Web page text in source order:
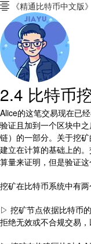
 《精通比特币中文版》
2.4 比特币
Alice的这笔交易现在已
验证且加到一个区块中
链）的一部分。关于挖
建立在计算的基础上的
算量来证明，但是验证这
挖矿在比特币系统中有两
▷ 挖矿节点依据比特币
拒绝无效或不合规交易，